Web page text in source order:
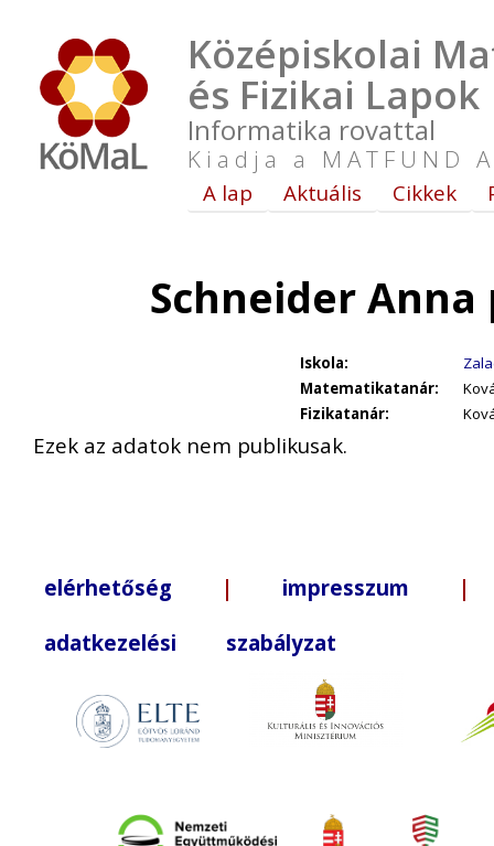
Középiskolai
és Fizikai Lapok
Informatika rovattal
Kiadja a MATFUND
A lap Aktuális Cikkek
Schneider Anna
Iskola:
Matematikatanár:
Fizikatanár:
Ezek az adatok nem publikusak.
elérhetőség | impresszum |
adatkezelési szabályzat